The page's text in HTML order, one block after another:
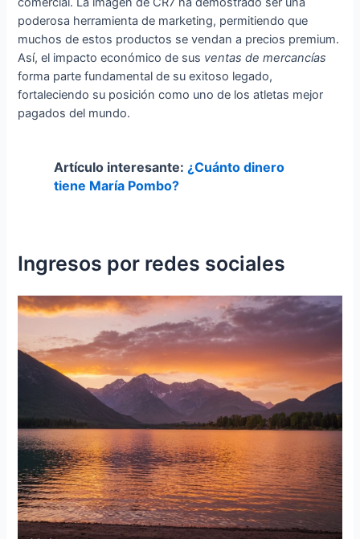
poderosa herramienta de marketing, permitiendo que
muchos de estos productos se vendan a precios premium.
Así, el impacto económico de sus ventas de mercancías
forma parte fundamental de su exitoso legado,
fortaleciendo su posición como uno de los atletas mejor
pagados del mundo.
Artículo interesante: ¿Cuánto dinero
tiene María Pombo?
Ingresos por redes sociales